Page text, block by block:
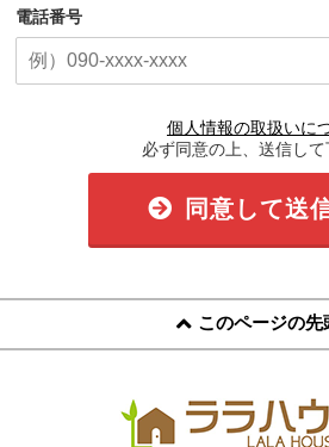
電話番号
個人情報の取扱いに
必ず同意の上、送信して
同意して送
このページの先